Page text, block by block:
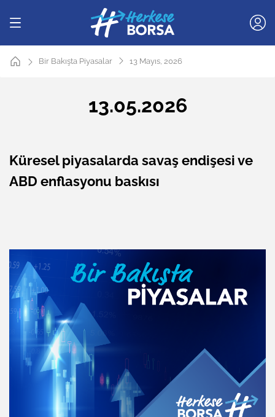
Bir Bakışta Piyasalar 13 Mayıs, 2026
13.05.2026
Küresel piyasalarda savaş endişesi ve
ABD enflasyonu baskısı